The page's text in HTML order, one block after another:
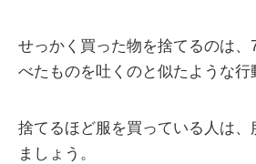
せっかく買った物を捨てるのは、
べたものを吐くのと似たような行
捨てるほど服を買っている人は、
ましょう。